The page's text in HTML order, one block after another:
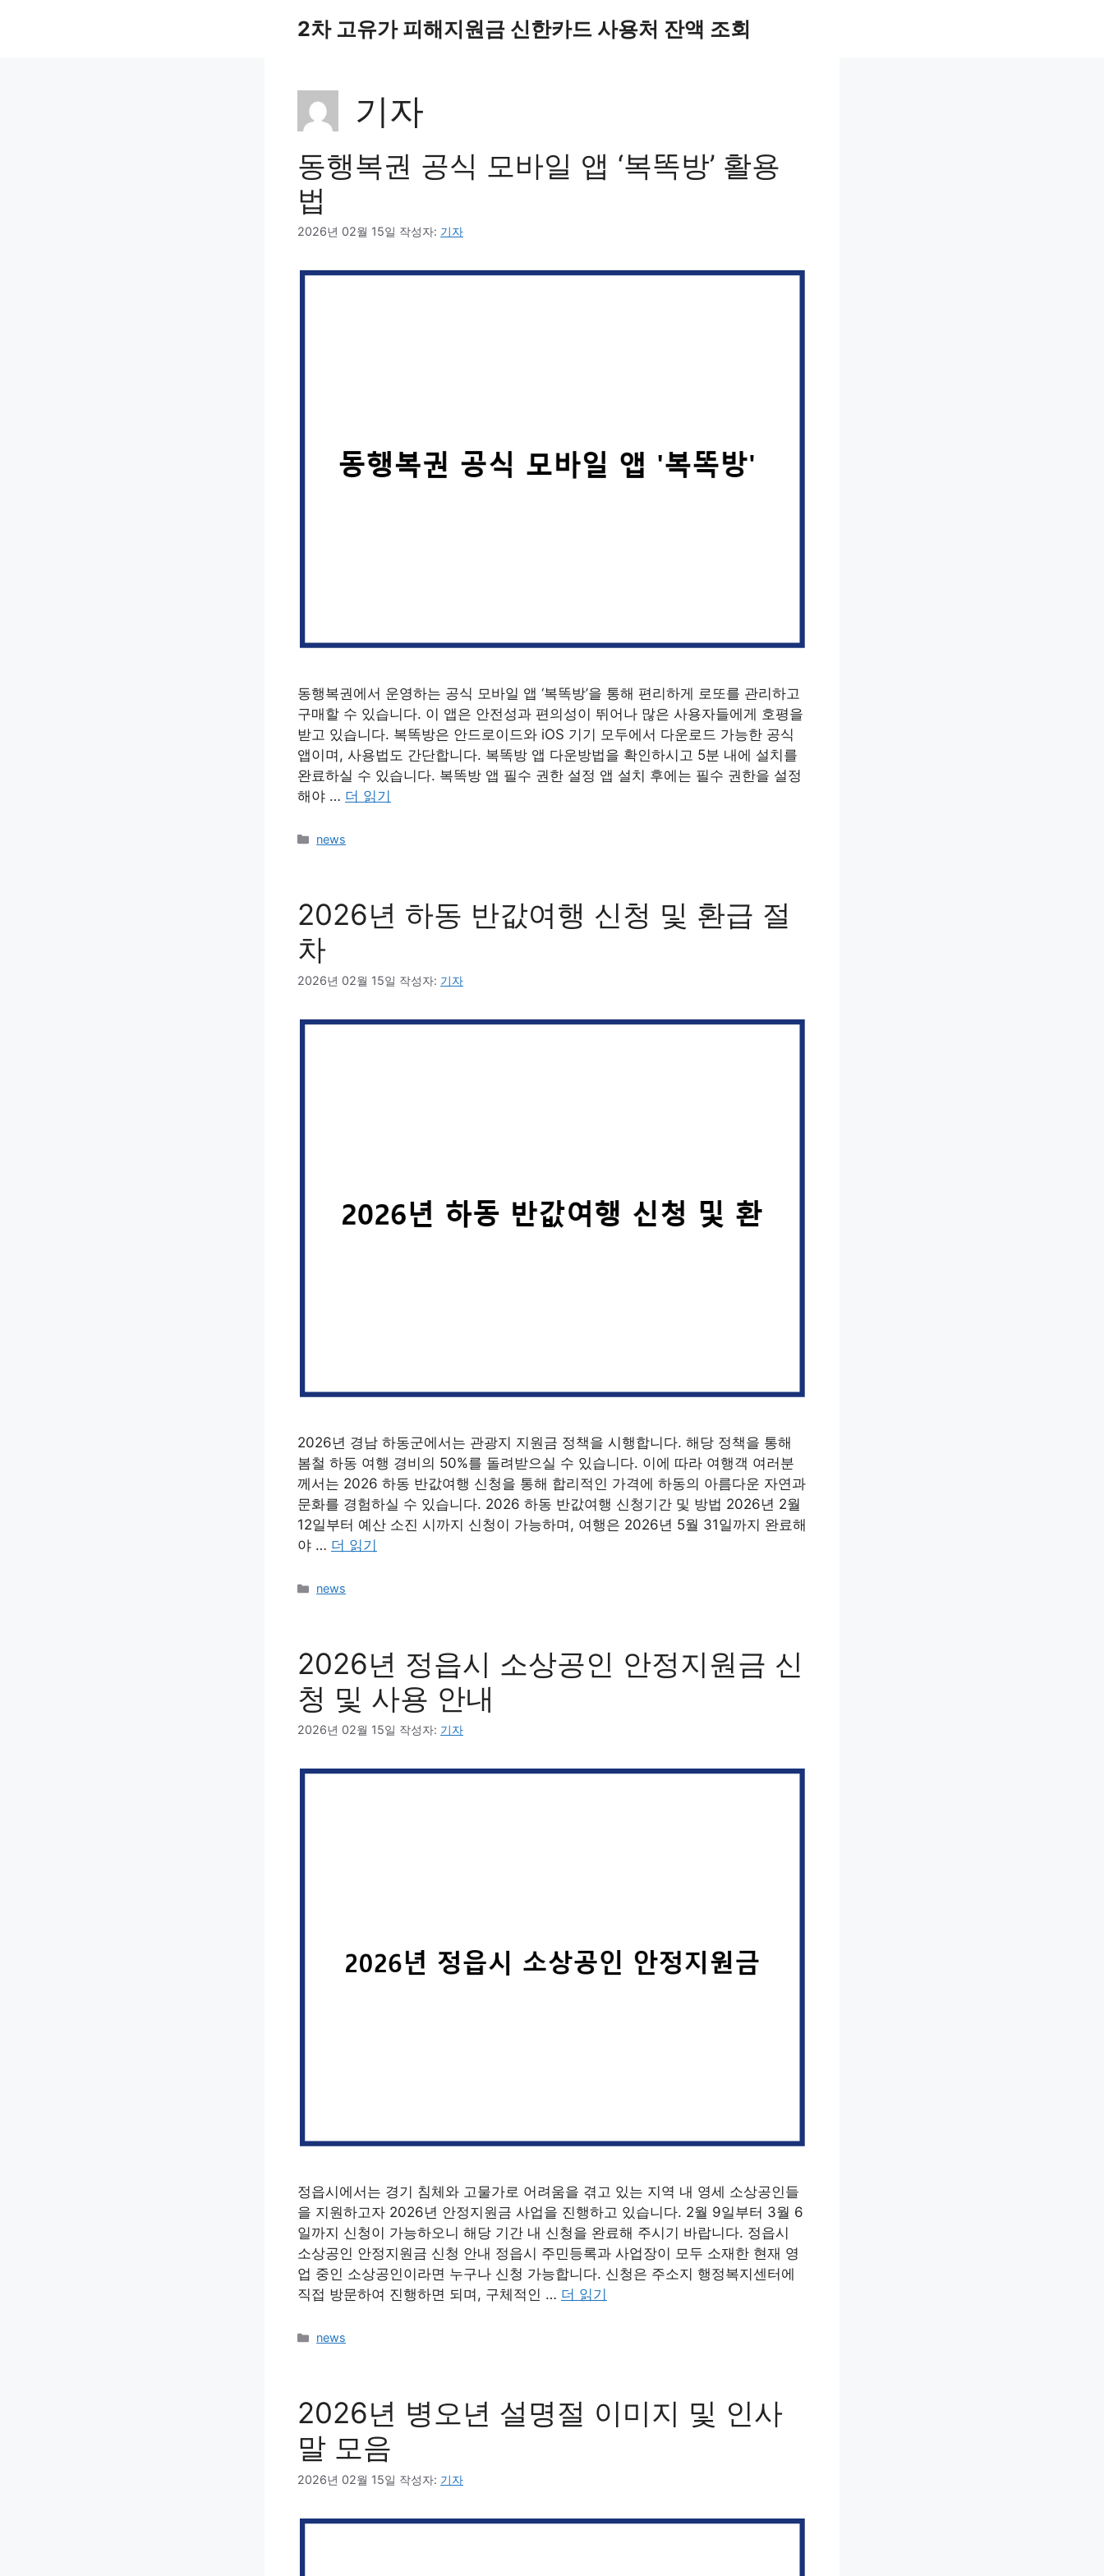
2차 고유가 피해지원금 신한카드 사용처 잔액 조회
기자
동행복권 공식 모바일 앱 ‘복똑방’ 활용
법
2026년 02월 15일 작성자: 기자
동행복권에서 운영하는 공식 모바일 앱 ‘복똑방’을 통해 편리하게 로또를 관리하고
구매할 수 있습니다. 이 앱은 안전성과 편의성이 뛰어나 많은 사용자들에게 호평을
받고 있습니다. 복똑방은 안드로이드와 iOS 기기 모두에서 다운로드 가능한 공식
앱이며, 사용법도 간단합니다. 복똑방 앱 다운방법을 확인하시고 5분 내에 설치를
완료하실 수 있습니다. 복똑방 앱 필수 권한 설정 앱 설치 후에는 필수 권한을 설정
해야 … 더 읽기
카
news
2026년 하동 반값여행 신청 및 환급 절
차
2026년 02월 15일 작성자: 기자
2026년 경남 하동군에서는 관광지 지원금 정책을 시행합니다. 해당 정책을 통해
봄철 하동 여행 경비의 50%를 돌려받으실 수 있습니다. 이에 따라 여행객 여러분
께서는 2026 하동 반값여행 신청을 통해 합리적인 가격에 하동의 아름다운 자연과
문화를 경험하실 수 있습니다. 2026 하동 반값여행 신청기간 및 방법 2026년 2월
12일부터 예산 소진 시까지 신청이 가능하며, 여행은 2026년 5월 31일까지 완료해
야 … 더 읽기
카
news
2026년 정읍시 소상공인 안정지원금 신
청 및 사용 안내
2026년 02월 15일 작성자: 기자
정읍시에서는 경기 침체와 고물가로 어려움을 겪고 있는 지역 내 영세 소상공인들
을 지원하고자 2026년 안정지원금 사업을 진행하고 있습니다. 2월 9일부터 3월 6
일까지 신청이 가능하오니 해당 기간 내 신청을 완료해 주시기 바랍니다. 정읍시
소상공인 안정지원금 신청 안내 정읍시 주민등록과 사업장이 모두 소재한 현재 영
업 중인 소상공인이라면 누구나 신청 가능합니다. 신청은 주소지 행정복지센터에
직접 방문하여 진행하면 되며, 구체적인 … 더 읽기
카
news
2026년 병오년 설명절 이미지 및 인사
말 모음
2026년 02월 15일 작성자: 기자